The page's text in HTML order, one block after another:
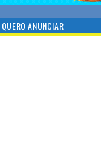
QUERO ANUNCIAR